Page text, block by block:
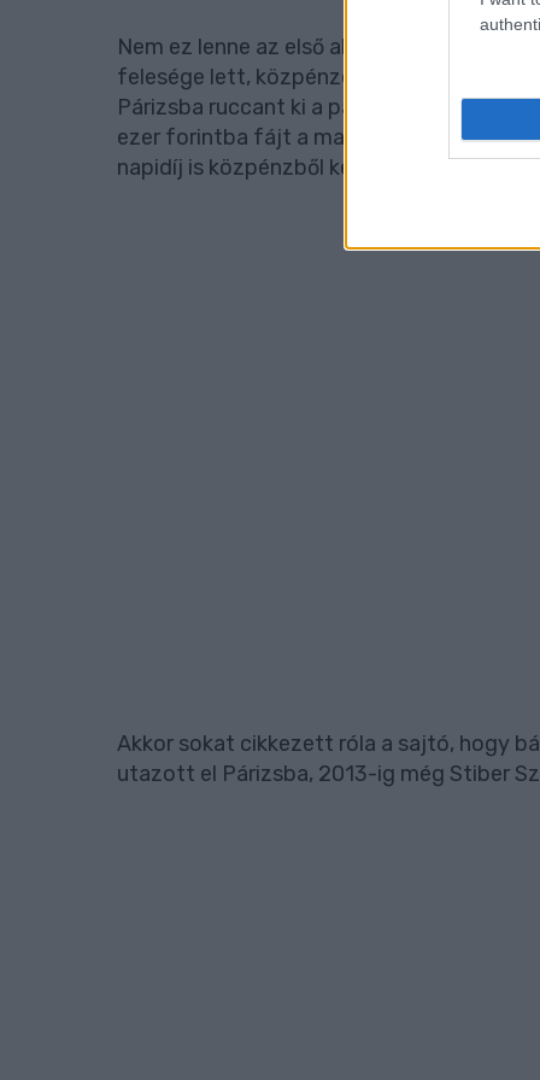
Nem ez lenne az első alkalom, hogy
felesége lett, közpénzen utazna el közös
Párizsba ruccant ki a pár a magyar
ezer forintba fájt a magyar
napidíj is közpénzből került ki.
Akkor sokat cikkezett róla a sajtó, hogy
utazott el Párizsba, 2013-ig még Stiber